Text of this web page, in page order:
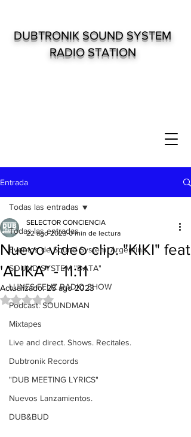
DUBTRONIK SOUND SYSTEM
RADIO STATION
Entrada
Todas las entradas
Eventos de Sound System. Argentina
SOUND SYSTEM "DATA"
LUNES FELIZ RADIO SHOW
Podcast. SOUNDMAN
Mixtapes
Live and direct. Shows. Recitales.
Dubtronik Records
"DUB MEETING LYRICS"
Nuevos Lanzamientos.
DUB&BUD
Todas las entradas
Nuevo video clip. "KIKI" feat
'ALIKA" - 11:11
SELECTOR CONCIENCIA
22 ago 2023 0 min de lectura
Actualizado:25 ago 2023
Obtuvo NaN de 5 estrellas.